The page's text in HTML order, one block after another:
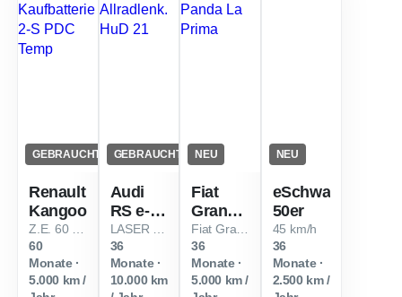
GEBRAUCHT
Renault
Kangoo
Z.E. 60 Maxi Kaufbatterie 2-S PDC Temp
60
Monate ·
5.000 km /
GEBRAUCHT
Audi
RS e-
tron GT
LASER Keramik Allradlenk. HuD 21
36
Monate ·
10.000 km
NEU
Fiat
Grande
PandaFiat Grande Panda La Prima
36
Monate ·
5.000 km /
NEU
eSchwalbe
50er
45 km/h
36
Monate ·
2.500 km /